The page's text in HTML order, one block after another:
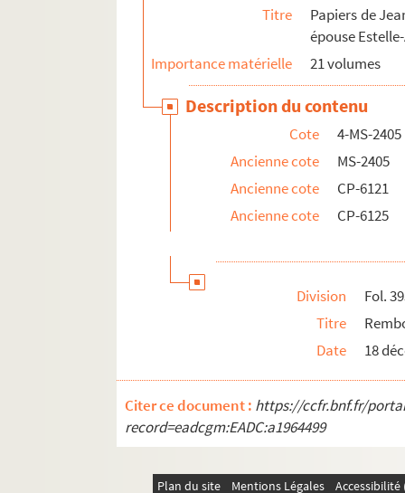
Titre
Papiers de
épouse
Importance matérielle
21 volumes
Description du contenu
Cote
4-MS-2405
Ancienne cote
MS-2405
Ancienne cote
CP-6121
Ancienne cote
CP-6125
Division
Fol.
Titre
Date
18
Citer ce document : https://ccfr.bnf.fr/
record=eadcgm:EADC:a1964499
Plan du site Mentions Légales